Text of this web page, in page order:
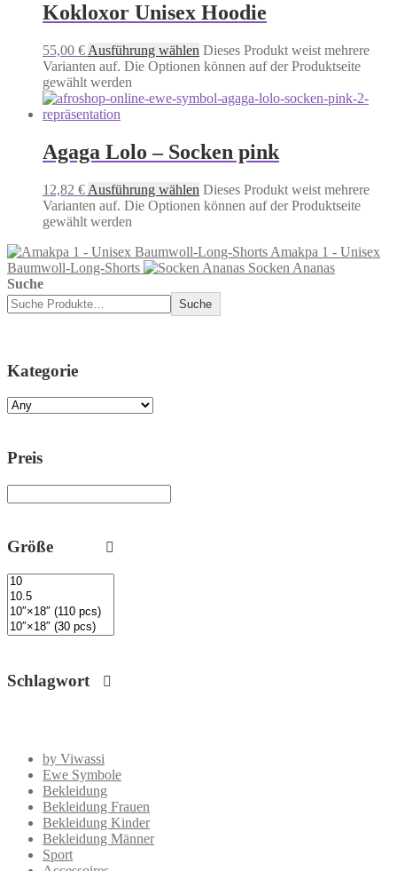
Kokloxor Unisex Hoodie
55,00 € Ausführung wählen Dieses Produkt weist mehrere
Varianten auf. Die Optionen können auf der Produktseite
gewählt werden
Agaga Lolo – Socken pink
12,82 € Ausführung wählen Dieses Produkt weist mehrere
Varianten auf. Die Optionen können auf der Produktseite
gewählt werden
Amakpa 1 - Unisex
Baumwoll-Long-Shorts
Socken Ananas
Suche
Suche
Kategorie
Preis
Größe
Schlagwort
by Viwassi
Ewe Symbole
Bekleidung
Bekleidung Frauen
Bekleidung Kinder
Bekleidung Männer
Sport